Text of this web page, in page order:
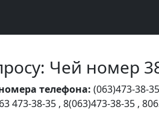
Чей номер
телефона: (063)473-38-35
473-38-35 , 8(063)473-38-35 ,